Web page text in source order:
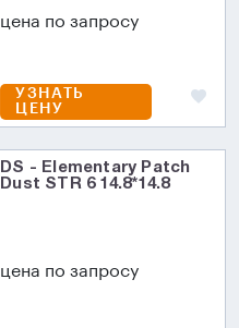
цена по запросу
УЗНАТЬ
ЦЕНУ
DS - Elementary Patch
Dust STR 6 14.8*14.8
цена по запросу